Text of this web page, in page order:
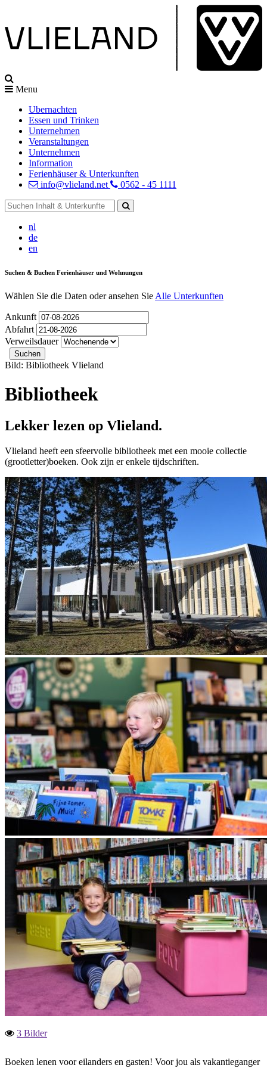
Menu
Ubernachten
Essen und Trinken
Unternehmen
Veranstaltungen
Unternehmen
Information
Ferienhäuser & Unterkunften
info@vlieland.net
0562 - 45 1111
nl
de
en
Suchen & Buchen Ferienhäuser und Wohnungen
Wählen Sie die Daten oder ansehen Sie Alle Unterkunften
Ankunft
Abfahrt
Verweilsdauer
Bild: Bibliotheek Vlieland
Bibliotheek
Lekker lezen op Vlieland.
Vlieland heeft een sfeervolle bibliotheek met een mooie collectie
(grootletter)boeken. Ook zijn er enkele tijdschriften.
3 Bilder
Boeken lenen voor eilanders en gasten! Voor jou als vakantieganger